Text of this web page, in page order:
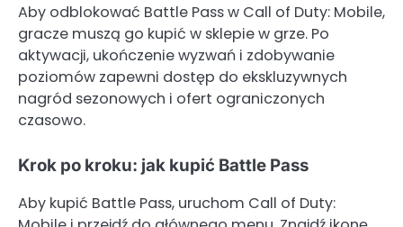
Aby odblokować Battle Pass w Call of Duty: Mobile,
gracze muszą go kupić w sklepie w grze. Po
aktywacji, ukończenie wyzwań i zdobywanie
poziomów zapewni dostęp do ekskluzywnych
nagród sezonowych i ofert ograniczonych
czasowo.
Krok po kroku: jak kupić Battle Pass
Aby kupić Battle Pass, uruchom Call of Duty: